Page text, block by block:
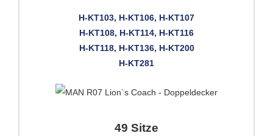
H-KT103, H-KT106, H-KT107
H-KT108, H-KT114, H-KT116
H-KT118, H-KT136, H-KT200
H-KT281
49 Sitze